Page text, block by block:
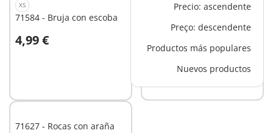
Precio: ascendente
Preço: descendente
Productos más populares
Nuevos productos
XS
71584 - Bruja con escoba
4,99 €
Fantasma y caballero
71627 - Rocas con araña